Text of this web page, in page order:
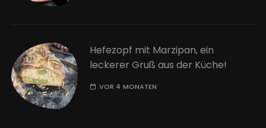
Hefezopf mit Marzipan, ein
leckerer Gruß aus der Küche!
VOR 4 MONATEN